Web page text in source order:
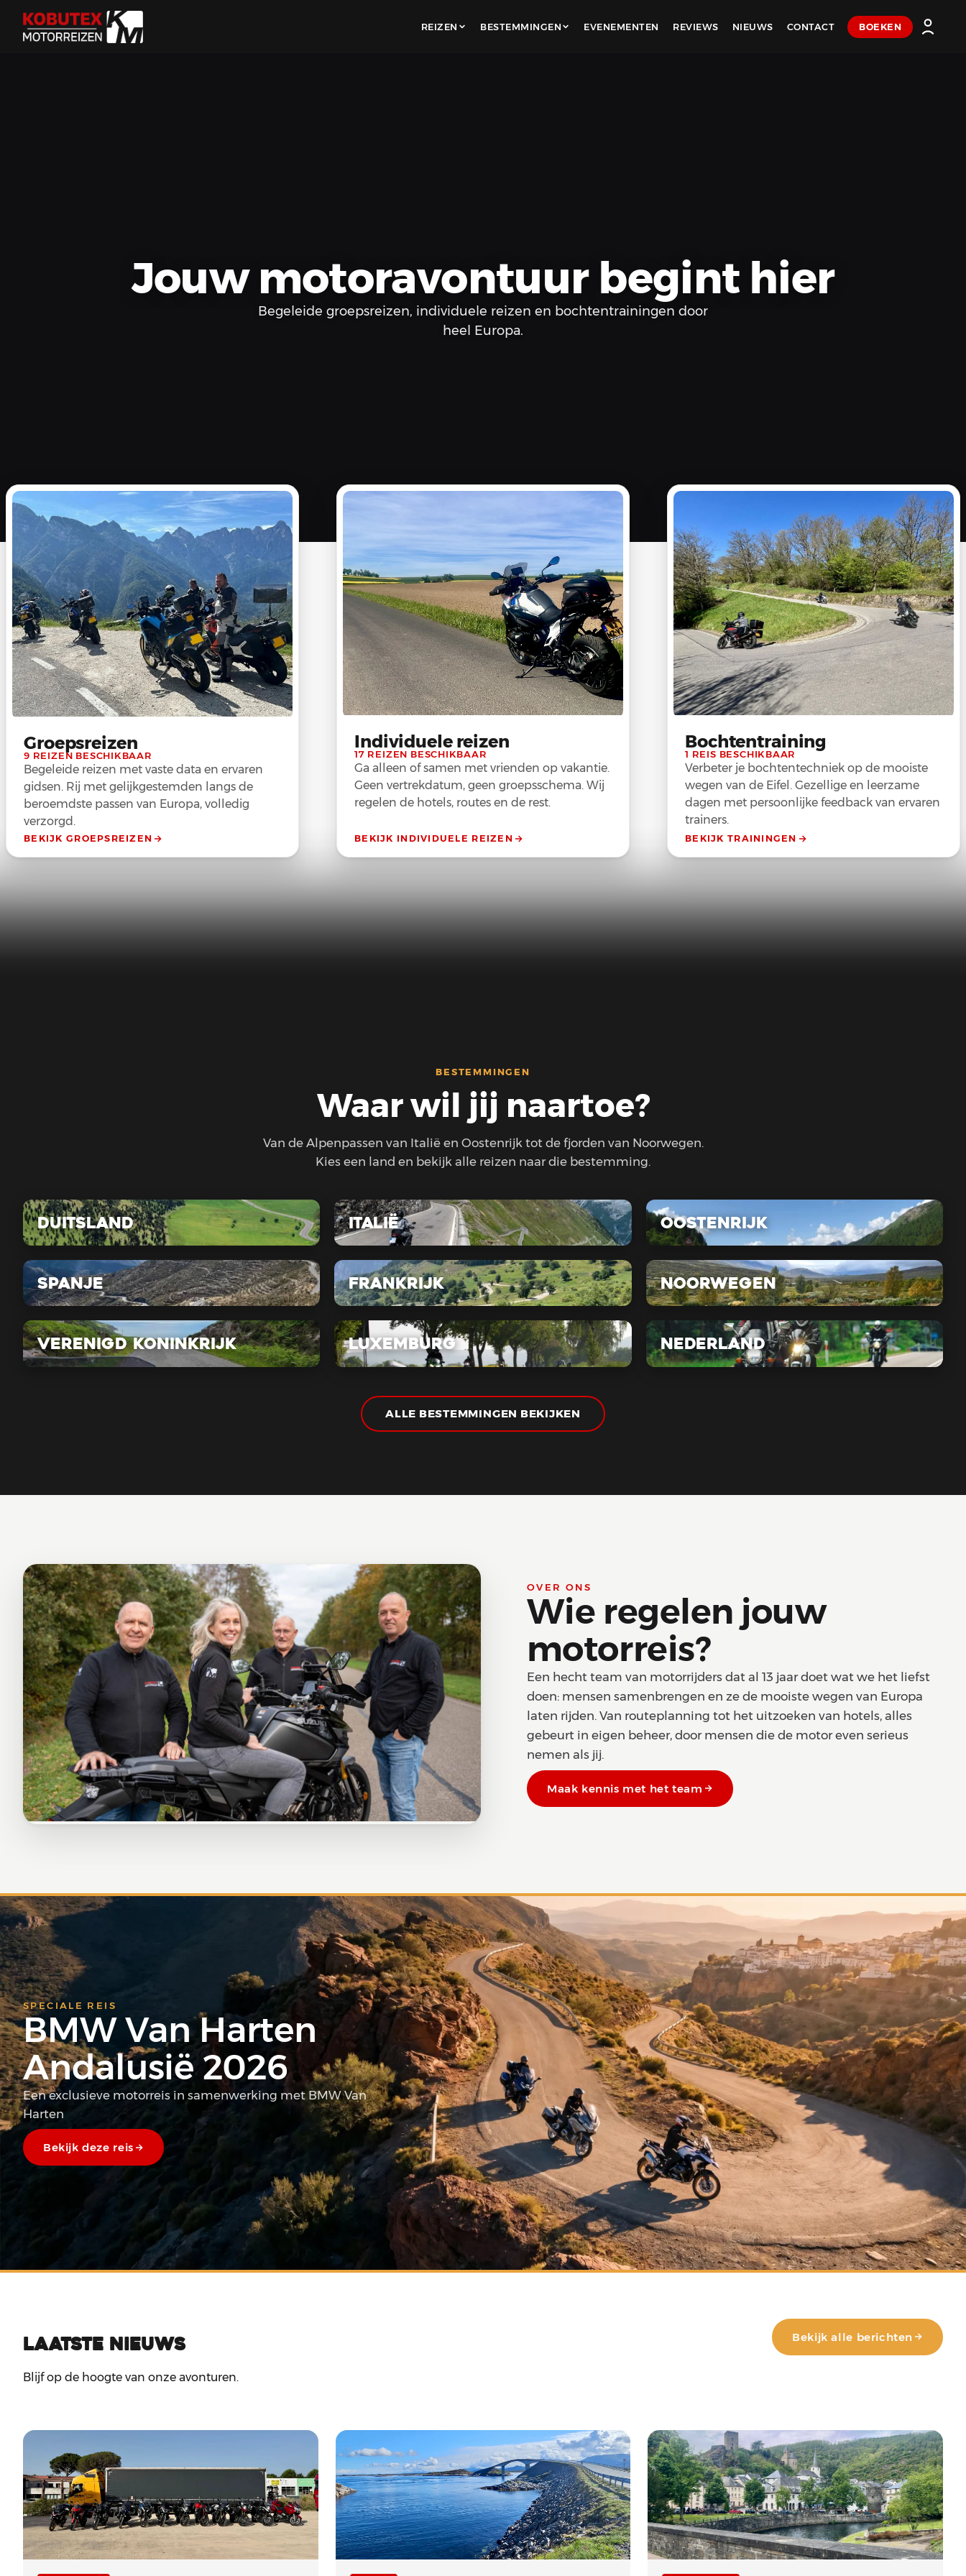
REIZEN BESTEMMINGEN EVENEMENTEN REVIEWS NIEUWS CONTACT BOEKEN
Jouw motoravontuur begint hier
Begeleide groepsreizen, individuele reizen en bochtentrainingen door
heel Europa.
Groepsreizen
9 REIZEN BESCHIKBAAR
Begeleide reizen met vaste data en ervaren
gidsen. Rij met gelijkgestemden langs de
beroemdste passen van Europa, volledig
verzorgd.
BEKIJK GROEPSREIZEN
Individuele reizen
17 REIZEN BESCHIKBAAR
Ga alleen of samen met vrienden op vakantie.
Geen vertrekdatum, geen groepsschema. Wij
regelen de hotels, routes en de rest.
BEKIJK INDIVIDUELE REIZEN
Bochtentraining
1 REIS BESCHIKBAAR
Verbeter je bochtentechniek op de mooiste
wegen van de Eifel. Gezellige en leerzame
dagen met persoonlijke feedback van ervaren
trainers.
BEKIJK TRAININGEN
BESTEMMINGEN
Waar wil jij naartoe?
Van de Alpenpassen van Italië en Oostenrijk tot de fjorden van Noorwegen.
Kies een land en bekijk alle reizen naar die bestemming.
Duitsland Italië Oostenrijk
Spanje Frankrijk Noorwegen
Verenigd Koninkrijk Luxemburg Nederland
ALLE BESTEMMINGEN BEKIJKEN
OVER ONS
Wie regelen jouw
motorreis?
Een hecht team van motorrijders dat al 13 jaar doet wat we het liefst
doen: mensen samenbrengen en ze de mooiste wegen van Europa
laten rijden. Van routeplanning tot het uitzoeken van hotels, alles
gebeurt in eigen beheer, door mensen die de motor even serieus
nemen als jij.
Maak kennis met het team
SPECIALE REIS
BMW Van Harten
Andalusië 2026
Een exclusieve motorreis in samenwerking met BMW Van
Harten
Bekijk deze reis
Laatste nieuws
Blijf op de hoogte van onze avonturen.
Bekijk alle berichten